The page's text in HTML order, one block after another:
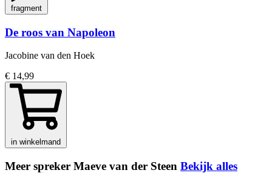
fragment
De roos van Napoleon
Jacobine van den Hoek
€ 14,99
in winkelmand
Meer spreker Maeve van der Steen Bekijk alles